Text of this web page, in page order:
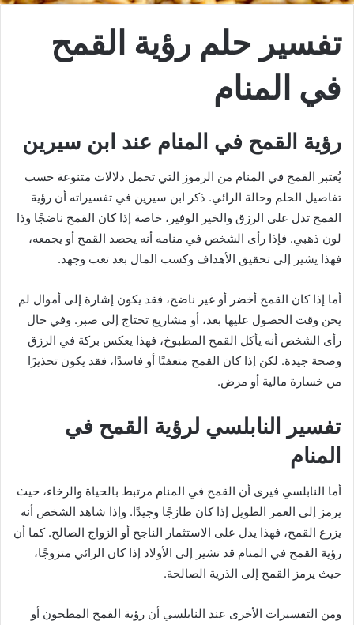
تفسير حلم رؤية القمح
في المنام
رؤية القمح في المنام عند ابن سيرين
يُعتبر القمح في المنام من الرموز التي تحمل دلالات متنوعة حسب
تفاصيل الحلم وحالة الرائي. ذكر ابن سيرين في تفسيراته أن رؤية
القمح تدل على الرزق والخير الوفير، خاصة إذا كان القمح ناضجًا وذا
لون ذهبي. فإذا رأى الشخص في منامه أنه يحصد القمح أو يجمعه،
فهذا يشير إلى تحقيق الأهداف وكسب المال بعد تعب وجهد.
أما إذا كان القمح أخضر أو غير ناضج، فقد يكون إشارة إلى أموال لم
يحن وقت الحصول عليها بعد، أو مشاريع تحتاج إلى صبر. وفي حال
رأى الشخص أنه يأكل القمح المطبوخ، فهذا يعكس بركة في الرزق
وصحة جيدة. لكن إذا كان القمح متعفنًا أو فاسدًا، فقد يكون تحذيرًا
من خسارة مالية أو مرض.
تفسير النابلسي لرؤية القمح في
المنام
أما النابلسي فيرى أن القمح في المنام مرتبط بالحياة والرخاء، حيث
يرمز إلى العمر الطويل إذا كان طازجًا وجيدًا. وإذا شاهد الشخص أنه
يزرع القمح، فهذا يدل على الاستثمار الناجح أو الزواج الصالح. كما أن
رؤية القمح في المنام قد تشير إلى الأولاد إذا كان الرائي متزوجًا،
حيث يرمز القمح إلى الذرية الصالحة.
ومن التفسيرات الأخرى عند النابلسي أن رؤية القمح المطحون أو